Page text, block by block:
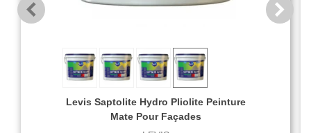
Levis Saptolite Hydro Pliolite Peinture
Mate Pour Façades